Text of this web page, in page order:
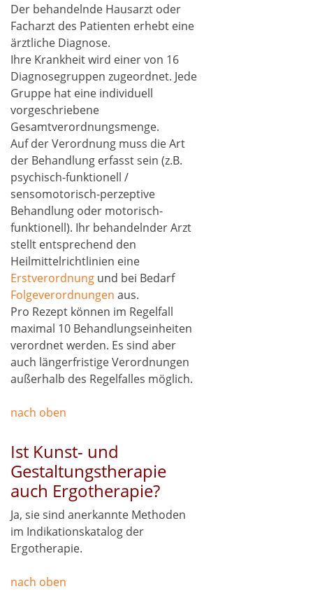
Der behandelnde Hausarzt oder
Facharzt des Patienten erhebt eine
ärztliche Diagnose.
Ihre Krankheit wird einer von 16
Diagnosegruppen zugeordnet. Jede
Gruppe hat eine individuell
vorgeschriebene
Gesamtverordnungsmenge.
Auf der Verordnung muss die Art
der Behandlung erfasst sein (z.B.
psychisch-funktionell /
sensomotorisch-perzeptive
Behandlung oder motorisch-
funktionell). Ihr behandelnder Arzt
stellt entsprechend den
Heilmittelrichtlinien eine
Erstverordnung und bei Bedarf
Folgeverordnungen aus.
Pro Rezept können im Regelfall
maximal 10 Behandlungseinheiten
verordnet werden. Es sind aber
auch längerfristige Verordnungen
außerhalb des Regelfalles möglich.
nach oben
Ist Kunst- und
Gestaltungstherapie
auch Ergotherapie?
Ja, sie sind anerkannte Methoden
im Indikationskatalog der
Ergotherapie.
nach oben